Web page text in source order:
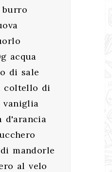
burro
acqua
di sale
coltello di
vaniglia
d'arancia
mandorle
al velo